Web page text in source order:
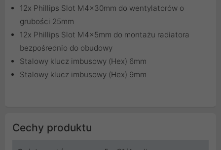
12x Phillips Slot M4x30mm do wentylatorów o
grubości 25mm
12x Phillips Slot M4x5mm do montażu radiatora
bezpośrednio do obudowy
Stalowy klucz imbusowy (Hex) 6mm
Stalowy klucz imbusowy (Hex) 9mm
Cechy produktu